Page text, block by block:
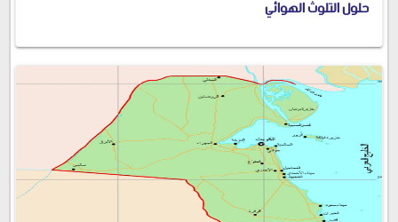
حلول التلوث الهوائي